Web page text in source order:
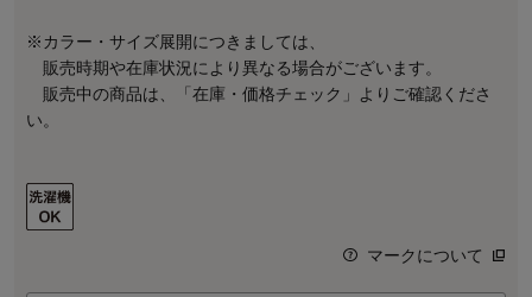
※カラー・サイズ展開につきましては、
販売時期や在庫状況により異なる場合がございます。
販売中の商品は、「在庫・価格チェック」よりご確認くださ
い。
マークについて